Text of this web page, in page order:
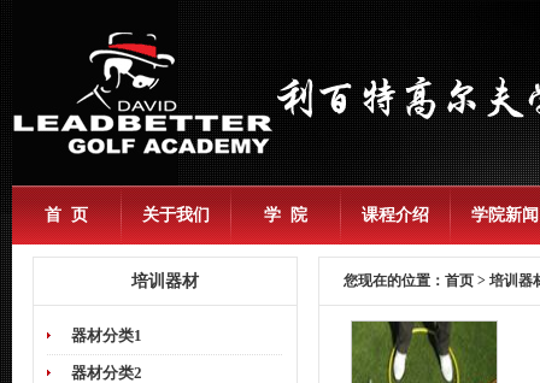
首 页 关于我们 学 院 课程介绍 学院新闻
培训器材
器材分类1
器材分类2
您现在的位置： 首页 > 培训器